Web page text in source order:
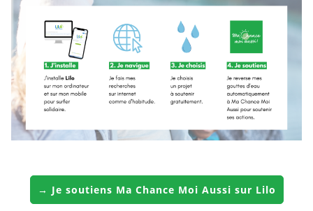
→ Je soutiens Ma Chance Moi Aussi sur Lilo